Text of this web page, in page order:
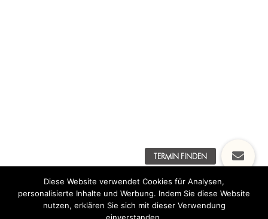
Diese Website verwendet Cookies für Analysen,
personalisierte Inhalte und Werbung. Indem Sie diese Website
nutzen, erklären Sie sich mit dieser Verwendung